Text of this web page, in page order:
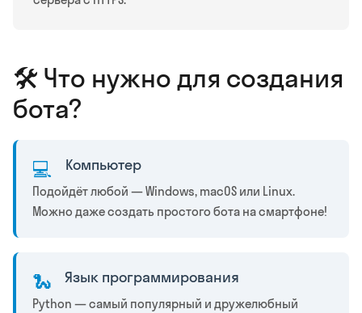
🛠️ Что нужно для создания
бота?
💻 Компьютер
Подойдёт любой — Windows, macOS или Linux.
Можно даже создать простого бота на смартфоне!
🐍 Язык программирования
Python — самый популярный и дружелюбный